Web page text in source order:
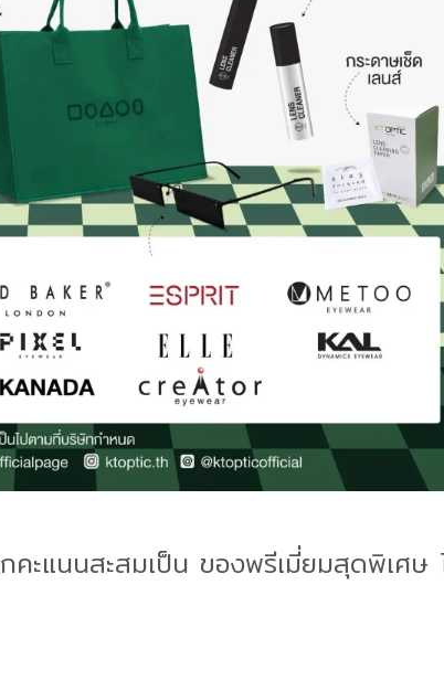
ะแนนสะสมเป็น ของพรีเมี่ยมสุดพิเศษ